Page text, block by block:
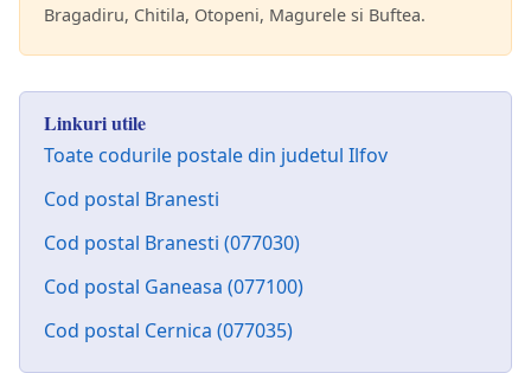
Bragadiru, Chitila, Otopeni, Magurele si Buftea.
Linkuri utile
Toate codurile postale din judetul Ilfov
Cod postal Branesti
Cod postal Branesti (077030)
Cod postal Ganeasa (077100)
Cod postal Cernica (077035)